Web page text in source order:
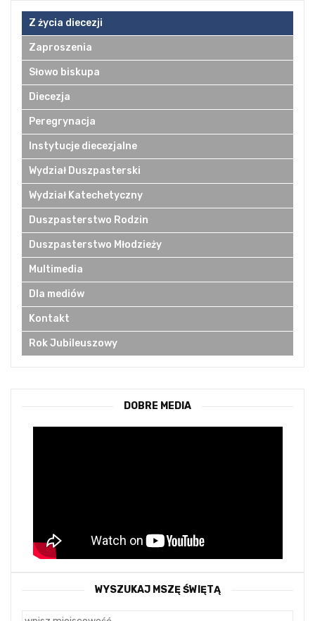
Z życia diecezji
Zaproszenia
Słowo biskupa
Diecezja
Peregrynacja
Instytucje diecezjalne
Wydział Duszpasterski
Wydział Katechetyczny
Duszpasterstwo Rodzin
Duszpasterstwo Młodzieży
Multimedia
Dla mediów
Kontakt
Rok Jubileuszowy
DOBRE MEDIA
WYSZUKAJ MSZĘ ŚWIĘTĄ